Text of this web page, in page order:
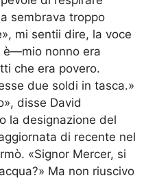
sembrava troppo
mi sentii dire, la voce
è—mio nonno era
che era povero.
due soldi in tasca.»
disse David
la designazione del
di recente nel
«Signor Mercer, si
Ma non riuscivo